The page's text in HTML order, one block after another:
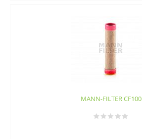
MANN-FILTER CF100